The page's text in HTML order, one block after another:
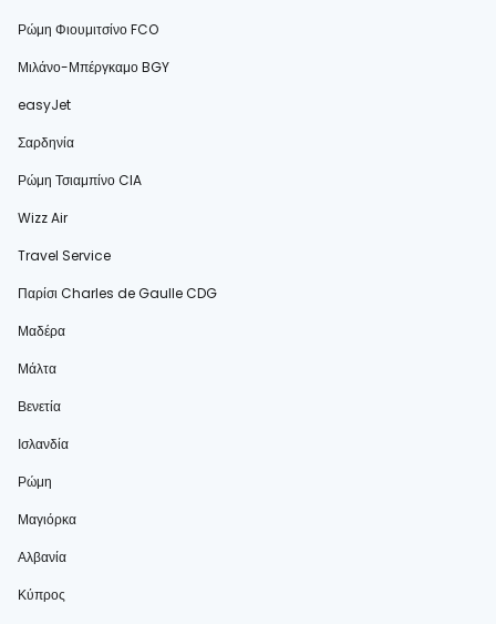
Ρώμη Φιουμιτσίνο FCO
Μιλάνο-Μπέργκαμο BGY
easyJet
Σαρδηνία
Ρώμη Τσιαμπίνο CIA
Wizz Air
Travel Service
Παρίσι Charles de Gaulle CDG
Μαδέρα
Μάλτα
Βενετία
Ισλανδία
Ρώμη
Μαγιόρκα
Αλβανία
Κύπρος